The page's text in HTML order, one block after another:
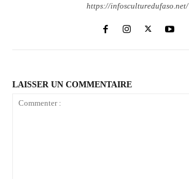
https://infosculturedufaso.net/
LAISSER UN COMMENTAIRE